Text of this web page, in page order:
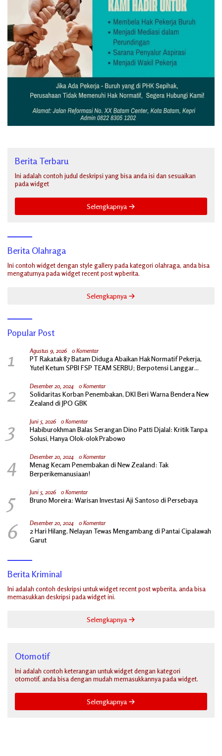
Berita Terbaru
Ini adalah contoh judul deskripsi yang bisa anda isi dan sesuaikan
pada widget
Selengkapnya
Berita Olahraga
Ini contoh widget dengan style gallery pada kategori olahraga, anda bisa
mengaturnya pada widget recent post wpberita.
Selengkapnya
Popular Post
1 Agustus 9, 2026 0 Komentar
PT Rakatak 87 Batam Diduga Abaikan Hak Normatif Pekerja,
Yutel Ketum SPBI FSP TEAM SERBU; Berpotensi Langgar
2 Desember 20, 2024 0 Komentar
Solidaritas Korban Penembakan, DKI Beri Warna Bendera New
Zealand di JPO GBK
3 Juni 5, 2026 0 Komentar
Habiburokhman Balas Serangan Dino Patti Djalal: Kritik Tanpa
Solusi, Hanya Olok-olok Prabowo
4 Desember 20, 2024 0 Komentar
Menag Kecam Penembakan di New Zealand: Tak
Berperikemanusiaan!
5 Juni 5, 2026 0 Komentar
Bruno Moreira: Warisan Investasi Aji Santoso di Persebaya
6 Desember 20, 2024 0 Komentar
2 Hari Hilang, Nelayan Tewas Mengambang di Pantai Cipalawah
Garut
Berita Kriminal
Ini adalah contoh deskripsi untuk widget recent post wpberita, anda bisa
memasukkan deskripsi pada widget ini.
Selengkapnya
Otomotif
Ini adalah contoh keterangan untuk widget dengan kategori
otomotif, anda bisa dengan mudah memasukkannya pada widget.
Selengkapnya